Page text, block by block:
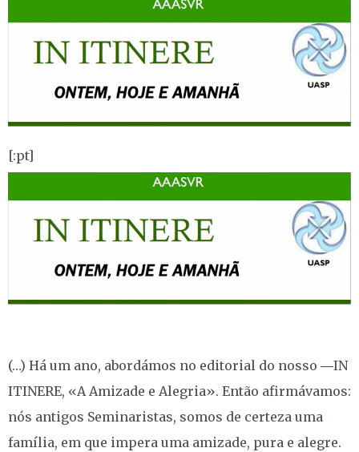
[:pt]
(…) Há um ano, abordámos no editorial do nosso ―IN
ITINERE, «A Amizade e Alegria». Então afirmávamos:
nós antigos Seminaristas, somos de certeza uma
família, em que impera uma amizade, pura e alegre.